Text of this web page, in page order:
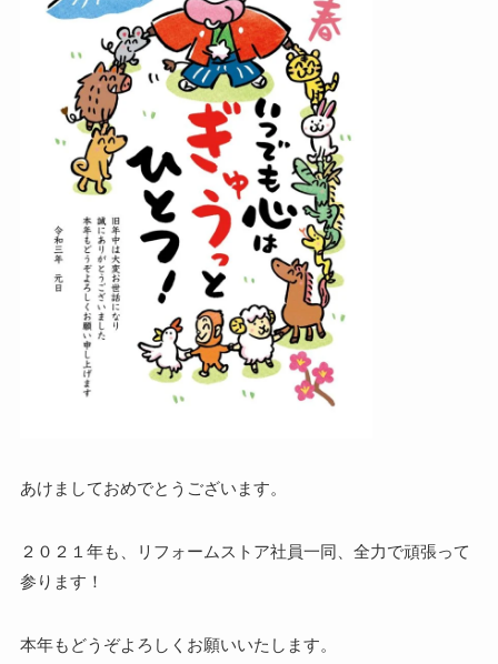
あけましておめでとうございます。
２０２１年も、リフォームストア社員一同、全力で頑張って
参ります！
本年もどうぞよろしくお願いいたします。